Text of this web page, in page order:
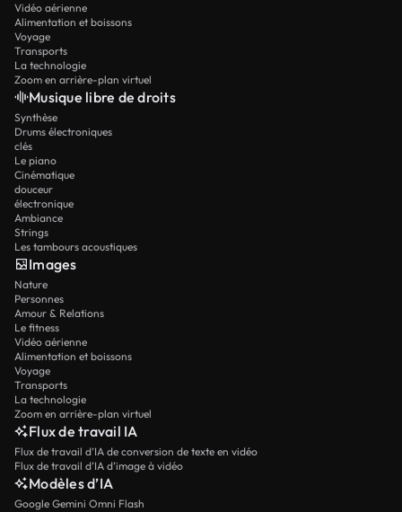
Vidéo aérienne
Alimentation et boissons
Voyage
Transports
La technologie
Zoom en arrière-plan virtuel
Musique libre de droits
Synthèse
Drums électroniques
clés
Le piano
Cinématique
douceur
électronique
Ambiance
Strings
Les tambours acoustiques
Images
Nature
Personnes
Amour & Relations
Le fitness
Vidéo aérienne
Alimentation et boissons
Voyage
Transports
La technologie
Zoom en arrière-plan virtuel
Flux de travail IA
Flux de travail d’IA de conversion de texte en vidéo
Flux de travail d’IA d’image à vidéo
Modèles d’IA
Google Gemini Omni Flash